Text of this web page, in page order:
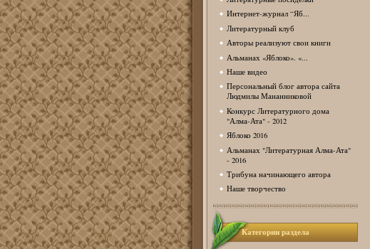
Интернет-журнал “Яб...
Литературный клуб
Авторы реализуют свои книги
Альманах «Яблоко». «...
Наше видео
Персональный блог автора сайта
Людмилы Мананниковой
Конкурс Литературного дома
"Алма-Ата" - 2012
Яблоко 2016
Альманах "Литературная Алма-Ата"
- 2016
Трибуна начинающего автора
Наше творчество
Категории раздела